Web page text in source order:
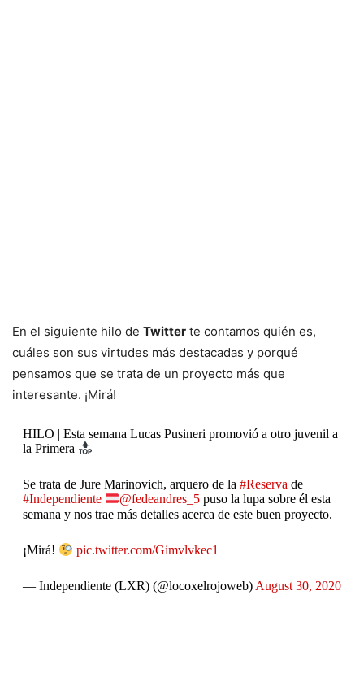
En el siguiente hilo de Twitter te contamos quién es,
cuáles son sus virtudes más destacadas y porqué
pensamos que se trata de un proyecto más que
interesante. ¡Mirá!
HILO | Esta semana Lucas Pusineri promovió a otro juvenil a
la Primera
Se trata de Jure Marinovich, arquero de la #Reserva de
#Independiente
@fedeandres_5puso la lupa sobre él esta
semana y nos trae más detalles acerca de este buen proyecto.
¡Mirá! pic.twitter.com/Gimvlvkec1
— Independiente (LXR) (@locoxelrojoweb) August 30, 2020